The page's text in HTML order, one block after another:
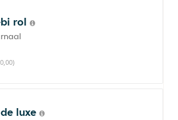
rol
luxe